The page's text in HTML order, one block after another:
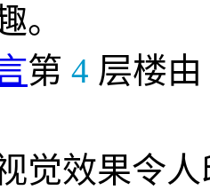
。
第 4 层楼由
觉效果令